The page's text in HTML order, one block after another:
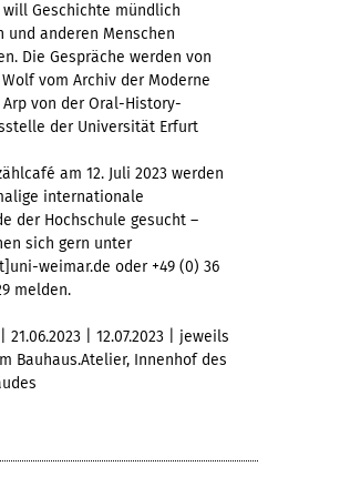
will Geschichte mündlich
und anderen Menschen
Die Gespräche werden von
vom Archiv der Moderne
Arp von der Oral-History-
der Universität Erfurt
am 12. Juli 2023 werden
internationale
der Hochschule gesucht –
sich gern unter
weimar.de oder +49 (0) 36
melden.
21.06.2023 | 12.07.2023 | jeweils
Bauhaus.Atelier, Innenhof des